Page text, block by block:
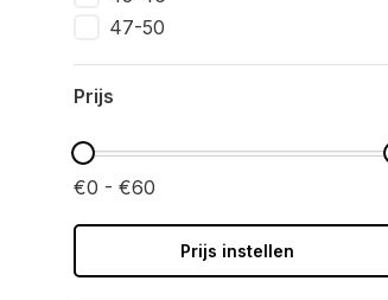
47-50
Prijs
€0 - €60
Prijs instellen